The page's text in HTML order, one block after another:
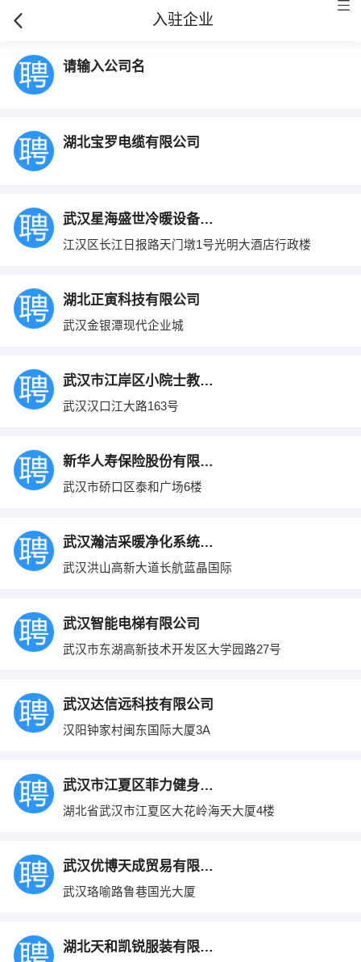
入驻企业
请输入公司名
湖北宝罗电缆有限公司
武汉星海盛世冷暖设备有限公司
江汉区长江日报路天门墩1号光明大酒店行政楼
湖北正寅科技有限公司
武汉金银潭现代企业城
武汉市江岸区小院士教育培训中心
武汉汉口江大路163号
新华人寿保险股份有限公司湖北分公司
武汉市硚口区泰和广场6楼
武汉瀚洁采暖净化系统有限公司
武汉洪山高新大道长航蓝晶国际
武汉智能电梯有限公司
武汉市东湖高新技术开发区大学园路27号
武汉达信远科技有限公司
汉阳钟家村闽东国际大厦3A
武汉市江夏区菲力健身俱乐部
湖北省武汉市江夏区大花岭海天大厦4楼
武汉优博天成贸易有限公司
武汉珞喻路鲁巷国光大厦
湖北天和凯锐服装有限公司